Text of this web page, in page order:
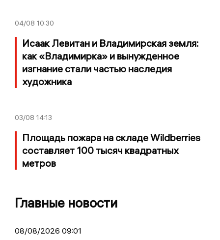
04/08 10:30
Исаак Левитан и Владимирская земля:
как «Владимирка» и вынужденное
изгнание стали частью наследия
художника
03/08 14:13
Площадь пожара на складе Wildberries
составляет 100 тысяч квадратных
метров
Главные новости
08/08/2026 09:01